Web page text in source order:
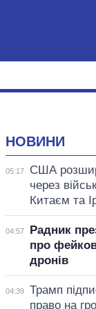
НОВИНИ
05:17
США
через
Китаєм та
04:57
Радник
про
дронів
04:39
Трамп
право на